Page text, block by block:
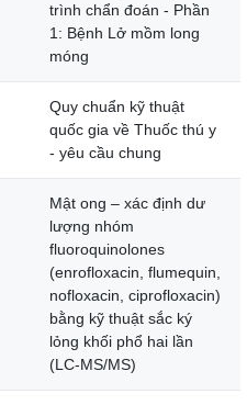
trình chẩn đoán - Phần
1: Bệnh Lở mồm long
móng
Quy chuẩn kỹ thuật
quốc gia về Thuốc thú y
- yêu cầu chung
Mật ong – xác định dư
lượng nhóm
fluoroquinolones
(enrofloxacin, flumequin,
nofloxacin, ciprofloxacin)
bằng kỹ thuật sắc ký
lỏng khối phổ hai lần
(LC-MS/MS)